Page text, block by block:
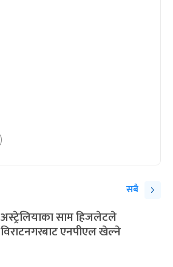
सबै
अस्ट्रेलियाका साम हिजलेटले
विराटनगरबाट एनपीएल खेल्ने